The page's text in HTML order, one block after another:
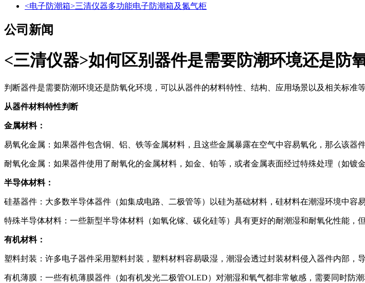
<电子防潮箱>三清仪器多功能电子防潮箱及氮气柜
公司新闻
<三清仪器>如何区别器件是需要防潮环境还是防
判断器件是需要防潮环境还是防氧化环境，可以从器件的材料特性、结构、应用场景以及相关标准
从器件材料特性判断
金属材料：
易氧化金属：如果器件包含铜、铝、铁等金属材料，且这些金属暴露在空气中容易氧化，那么该器
耐氧化金属：如果器件使用了耐氧化的金属材料，如金、铂等，或者金属表面经过特殊处理（如镀
半导体材料：
硅基器件：大多数半导体器件（如集成电路、二极管等）以硅为基础材料，硅材料在潮湿环境中容
特殊半导体材料：一些新型半导体材料（如氧化镓、碳化硅等）具有更好的耐潮湿和耐氧化性能，
有机材料：
塑料封装：许多电子器件采用塑料封装，塑料材料容易吸湿，潮湿会透过封装材料侵入器件内部，
有机薄膜：一些有机薄膜器件（如有机发光二极管OLED）对潮湿和氧气都非常敏感，需要同时防潮